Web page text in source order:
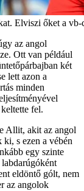
Elviszi őket a
az angol
Ott van például
két
lett azon a
minden
fel.
Allit, akit az angol
s ezen a vébén
egy szinte
labdarúgóként
eldöntő gólt, nem
az angolok